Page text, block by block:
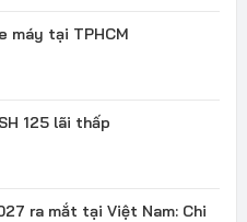
máy tại TPHCM
125 lãi thấp
ra mắt tại Việt Nam: Chi